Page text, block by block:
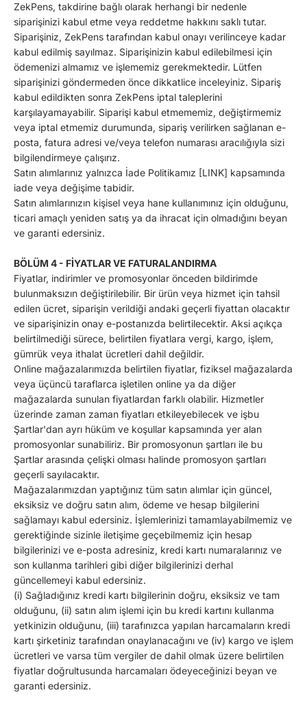
ZekPens, takdirine bağlı olarak herhangi bir nedenle
siparişinizi kabul etme veya reddetme hakkını saklı tutar.
Siparişiniz, ZekPens tarafından kabul onayı verilinceye kadar
kabul edilmiş sayılmaz. Siparişinizin kabul edilebilmesi için
ödemenizi almamız ve işlememiz gerekmektedir. Lütfen
siparişinizi göndermeden önce dikkatlice inceleyiniz. Sipariş
kabul edildikten sonra ZekPens iptal taleplerini
karşılayamayabilir. Siparişi kabul etmememiz, değiştirmemiz
veya iptal etmemiz durumunda, sipariş verilirken sağlanan e-
posta, fatura adresi ve/veya telefon numarası aracılığıyla sizi
bilgilendirmeye çalışırız.
Satın alımlarınız yalnızca İade Politikamız [LINK] kapsamında
iade veya değişime tabidir.
Satın alımlarınızın kişisel veya hane kullanımınız için olduğunu,
ticari amaçlı yeniden satış ya da ihracat için olmadığını beyan
ve garanti edersiniz.
BÖLÜM 4 - FİYATLAR VE FATURALANDIRMA
Fiyatlar, indirimler ve promosyonlar önceden bildirimde
bulunmaksızın değiştirilebilir. Bir ürün veya hizmet için tahsil
edilen ücret, siparişin verildiği andaki geçerli fiyattan olacaktır
ve siparişinizin onay e-postanızda belirtilecektir. Aksi açıkça
belirtilmediği sürece, belirtilen fiyatlara vergi, kargo, işlem,
gümrük veya ithalat ücretleri dahil değildir.
Online mağazalarımızda belirtilen fiyatlar, fiziksel mağazalarda
veya üçüncü taraflarca işletilen online ya da diğer
mağazalarda sunulan fiyatlardan farklı olabilir. Hizmetler
üzerinde zaman zaman fiyatları etkileyebilecek ve işbu
Şartlar'dan ayrı hüküm ve koşullar kapsamında yer alan
promosyonlar sunabiliriz. Bir promosyonun şartları ile bu
Şartlar arasında çelişki olması halinde promosyon şartları
geçerli sayılacaktır.
Mağazalarımızdan yaptığınız tüm satın alımlar için güncel,
eksiksiz ve doğru satın alım, ödeme ve hesap bilgilerini
sağlamayı kabul edersiniz. İşlemlerinizi tamamlayabilmemiz ve
gerektiğinde sizinle iletişime geçebilmemiz için hesap
bilgilerinizi ve e-posta adresiniz, kredi kartı numaralarınız ve
son kullanma tarihleri gibi diğer bilgilerinizi derhal
güncellemeyi kabul edersiniz.
(i) Sağladığınız kredi kartı bilgilerinin doğru, eksiksiz ve tam
olduğunu, (ii) satın alım işlemi için bu kredi kartını kullanma
yetkinizin olduğunu, (iii) tarafınızca yapılan harcamaların kredi
kartı şirketiniz tarafından onaylanacağını ve (iv) kargo ve işlem
ücretleri ve varsa tüm vergiler de dahil olmak üzere belirtilen
fiyatlar doğrultusunda harcamaları ödeyeceğinizi beyan ve
garanti edersiniz.